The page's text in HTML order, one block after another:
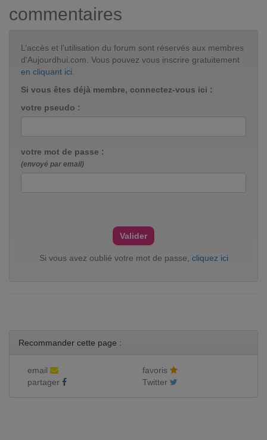
commentaires
L’accès et l’utilisation du forum sont réservés aux membres
d'Aujourdhui.com. Vous pouvez vous inscrire gratuitement
en cliquant ici.
Si vous êtes déjà membre, connectez-vous ici :
votre pseudo :
votre mot de passe :
(envoyé par email)
Si vous avez oublié votre mot de passe, cliquez ici
Recommander cette page :
email
favoris
partager
Twitter